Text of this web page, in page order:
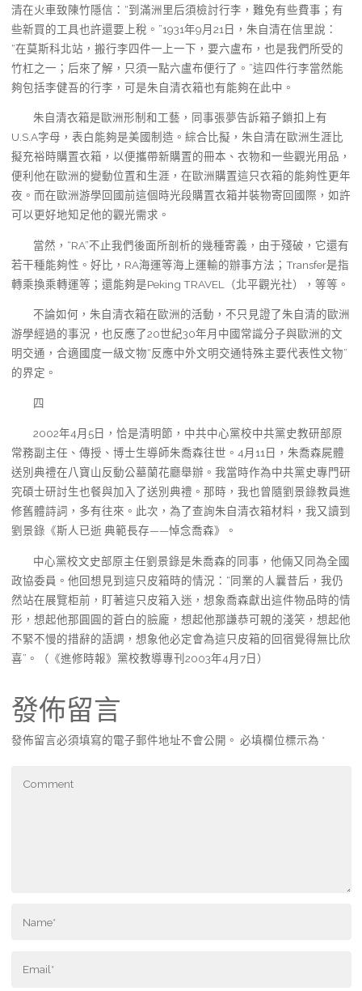
清在火車致陳竹隱信：“到滿洲里后須檢討行李，難免有些費事；有
些新買的工具也許還要上稅。”1931年9月21日，朱自清在信里說：
“在莫斯科北站，搬行李四件一上一下，要六盧布，也是我們所受的
竹杠之一；后來了解，只須一點六盧布便行了。”這四件行李當然能
夠包括李健吾的行李，可是朱自清衣箱也有能夠在此中。
朱自清衣箱是歐洲形制和工藝，同事張夢告訴箱子鎖扣上有
U.S.A字母，表白能夠是美國制造。綜合比擬，朱自清在歐洲生涯比
擬充裕時購置衣箱，以便攜帶新購置的冊本、衣物和一些觀光用品，
便利他在歐洲的變動位置和生涯，在歐洲購置這只衣箱的能夠性更年
夜。而在歐洲游學回國前這個時光段購置衣箱并裝物寄回國際，如許
可以更好地知足他的觀光需求。
當然，“RA”不止我們後面所剖析的幾種寄義，由于殘破，它還有
若干種能夠性。好比，RA海運等海上運輸的辦事方法；Transfer是指
轉乘換乘轉運等；還能夠是Peking TRAVEL（北平觀光社），等等。
不論如何，朱自清衣箱在歐洲的活動，不只見證了朱自清的歐洲
游學經過的事況，也反應了20世紀30年月中國常識分子與歐洲的文
明交通，合適國度一級文物“反應中外文明交通特殊主要代表性文物”
的界定。
四
2002年4月5日，恰是清明節，中共中心黨校中共黨史教研部原
常務副主任、傳授、博士生導師朱喬森往世。4月11日，朱喬森屍體
送別典禮在八寶山反動公墓蘭花廳舉辦。我當時作為中共黨史專門研
究碩士研討生也餐與加入了送別典禮。那時，我也曾隨劉景錄教員進
修舊體詩詞，多有往來。此次，為了查詢朱自清衣箱材料，我又讀到
劉景錄《斯人已逝 典範長存——悼念喬森》。
中心黨校文史部原主任劉景錄是朱喬森的同事，他倆又同為全國
政協委員。他回想見到這只皮箱時的情況：“同業的人曩昔后，我仍
然站在展覽柜前，盯著這只皮箱入迷，想象喬森獻出這件物品時的情
形，想起他那圓圓的蒼白的臉龐，想起他那謙恭可親的淺笑，想起他
不緊不慢的措辭的語調，想象他必定會為這只皮箱的回宿覺得無比欣
喜”。（《進修時報》黨校教導專刊2003年4月7日）
發佈留言
發佈留言必須填寫的電子郵件地址不會公開。 必填欄位標示為 *